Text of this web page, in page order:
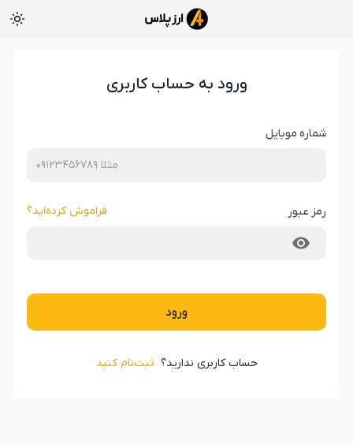
ورود به حساب کاربری
شماره موبایل
رمز عبور فراموش کرده‌‌اید؟
ورود
حساب کاربری ندارید؟ ثبت‌‌نام کنید